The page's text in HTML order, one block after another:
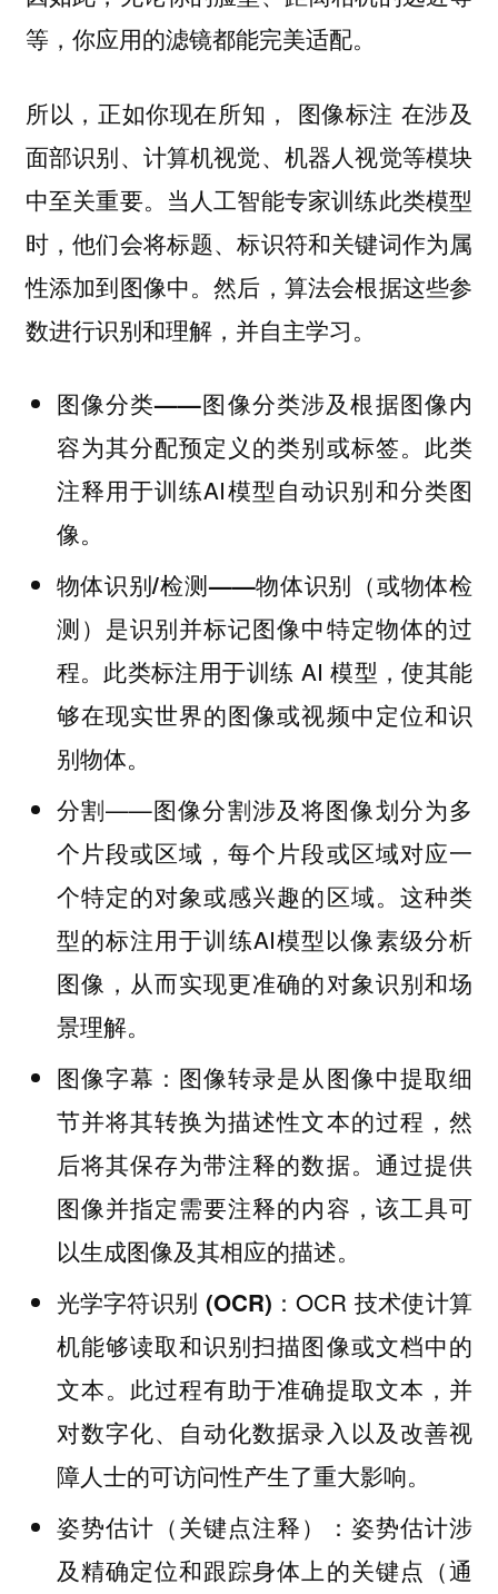
等，你应用的滤镜都能完美适配。
所以，正如你现在所知， 图像标注 在涉及
面部识别、计算机视觉、机器人视觉等模块
中至关重要。当人工智能专家训练此类模型
时，他们会将标题、标识符和关键词作为属
性添加到图像中。然后，算法会根据这些参
数进行识别和理解，并自主学习。
图像分类——图像分类涉及根据图像内
容为其分配预定义的类别或标签。此类
注释用于训练AI模型自动识别和分类图
像。
物体识别/检测——物体识别（或物体检
测）是识别并标记图像中特定物体的过
程。此类标注用于训练 AI 模型，使其能
够在现实世界的图像或视频中定位和识
别物体。
分割——图像分割涉及将图像划分为多
个片段或区域，每个片段或区域对应一
个特定的对象或感兴趣的区域。这种类
型的标注用于训练AI模型以像素级分析
图像，从而实现更准确的对象识别和场
景理解。
图像字幕 ：图像转录是从图像中提取细
节并将其转换为描述性文本的过程，然
后将其保存为带注释的数据。通过提供
图像并指定需要注释的内容，该工具可
以生成图像及其相应的描述。
光学字符识别 (OCR) ：OCR 技术使计算
机能够读取和识别扫描图像或文档中的
文本。此过程有助于准确提取文本，并
对数字化、自动化数据录入以及改善视
障人士的可访问性产生了重大影响。
姿势估计（关键点注释）： 姿势估计涉
及精确定位和跟踪身体上的关键点（通